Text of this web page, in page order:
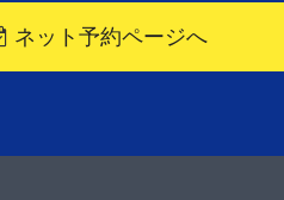
ネット予約ページへ